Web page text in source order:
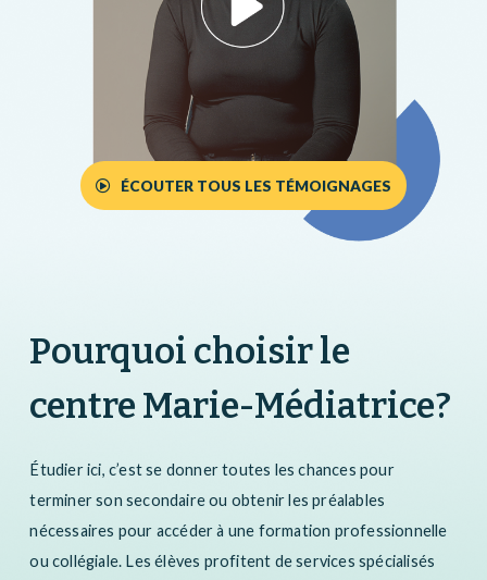
ÉCOUTER TOUS LES TÉMOIGNAGES
Pourquoi choisir le
centre Marie-Médiatrice?
Étudier ici, c’estse donner toutes les chances pour
terminer son secondaireou obtenir les préalables
nécessaires pour accéder à une formation professionnelle
ou collégiale. Les élèves profitent deservices spécialisés